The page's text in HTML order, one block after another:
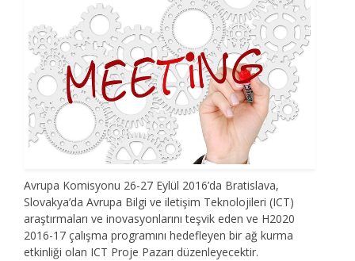
Avrupa Komisyonu 26-27 Eylül 2016’da Bratislava,
Slovakya’da Avrupa Bilgi ve iletişim Teknolojileri (ICT)
araştırmaları ve inovasyonlarını teşvik eden ve H2020
2016-17 çalışma programını hedefleyen bir ağ kurma
etkinliği olan ICT Proje Pazarı düzenleyecektir.